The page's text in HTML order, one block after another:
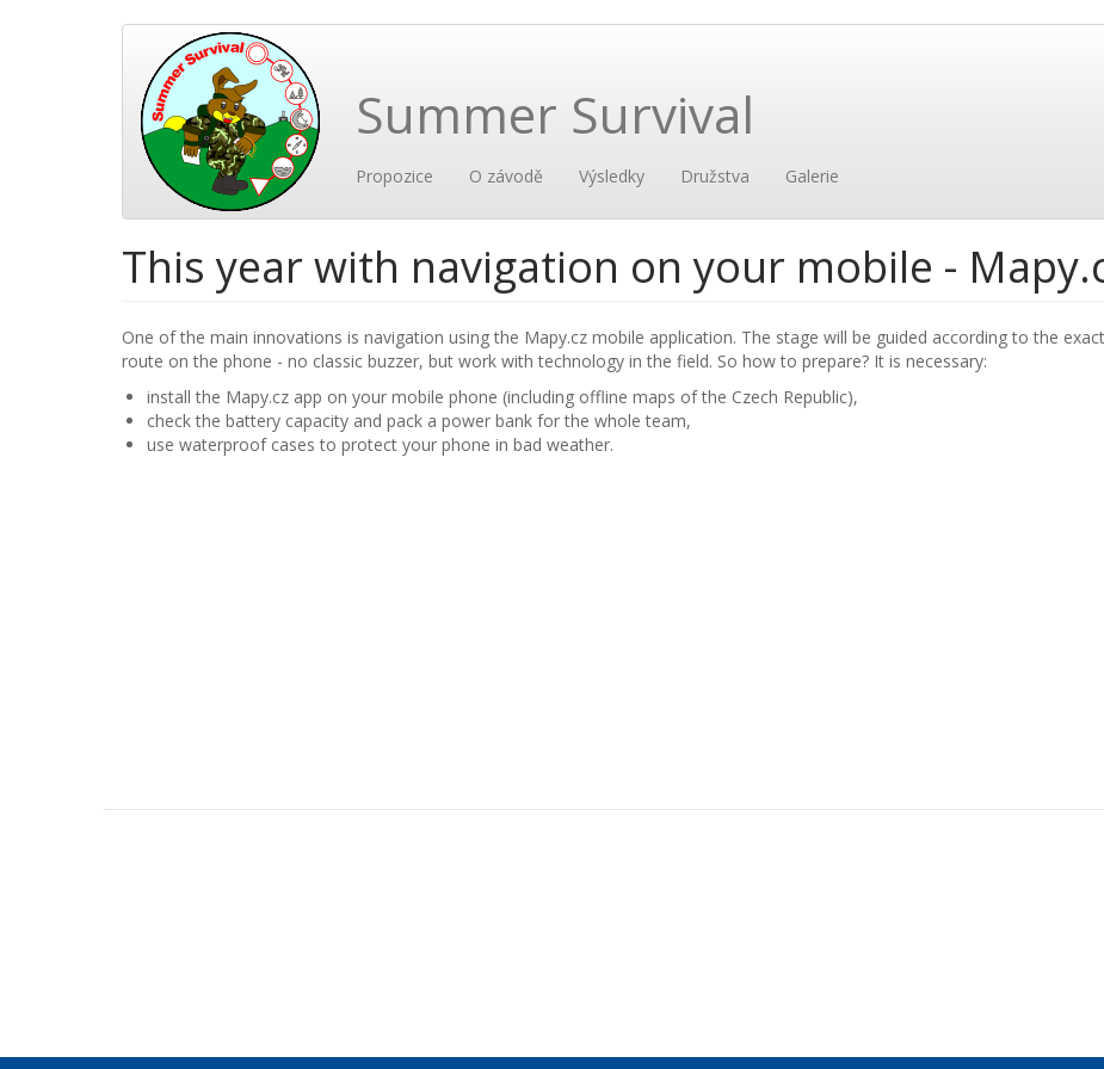
Summer Survival
Main
navigation
Propozice O závodě Výsledky Družstva Galerie
User
account
menu
This year with navigation on your mobile -
One of the main innovations is navigation using the Mapy.cz mobile application. The stage will be guided according to the exact
route on the phone - no classic buzzer, but work with technology in the field. So how to prepare? It is necessary:
install the Mapy.cz app on your mobile phone (including offline maps of the Czech Republic),
check the battery capacity and pack a power bank for the whole team,
use waterproof cases to protect your phone in bad weather.